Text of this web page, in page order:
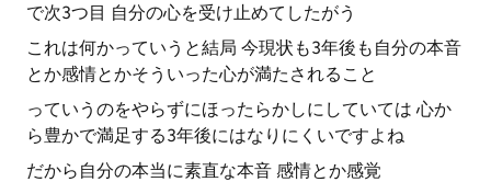
で次3つ目 自分の心を受け止めてしたがう
これは何かっていうと結局 今現状も3年後も自分の本音
とか感情とかそういった心が満たされること
っていうのをやらずにほったらかしにしていては 心か
ら豊かで満足する3年後にはなりにくいですよね
だから自分の本当に素直な本音 感情とか感覚